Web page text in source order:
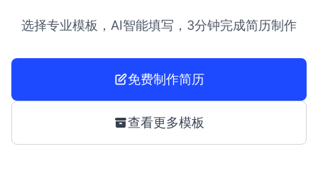
选择专业模板，AI智能填写，3分钟完成简历制作
免费制作简历
查看更多模板